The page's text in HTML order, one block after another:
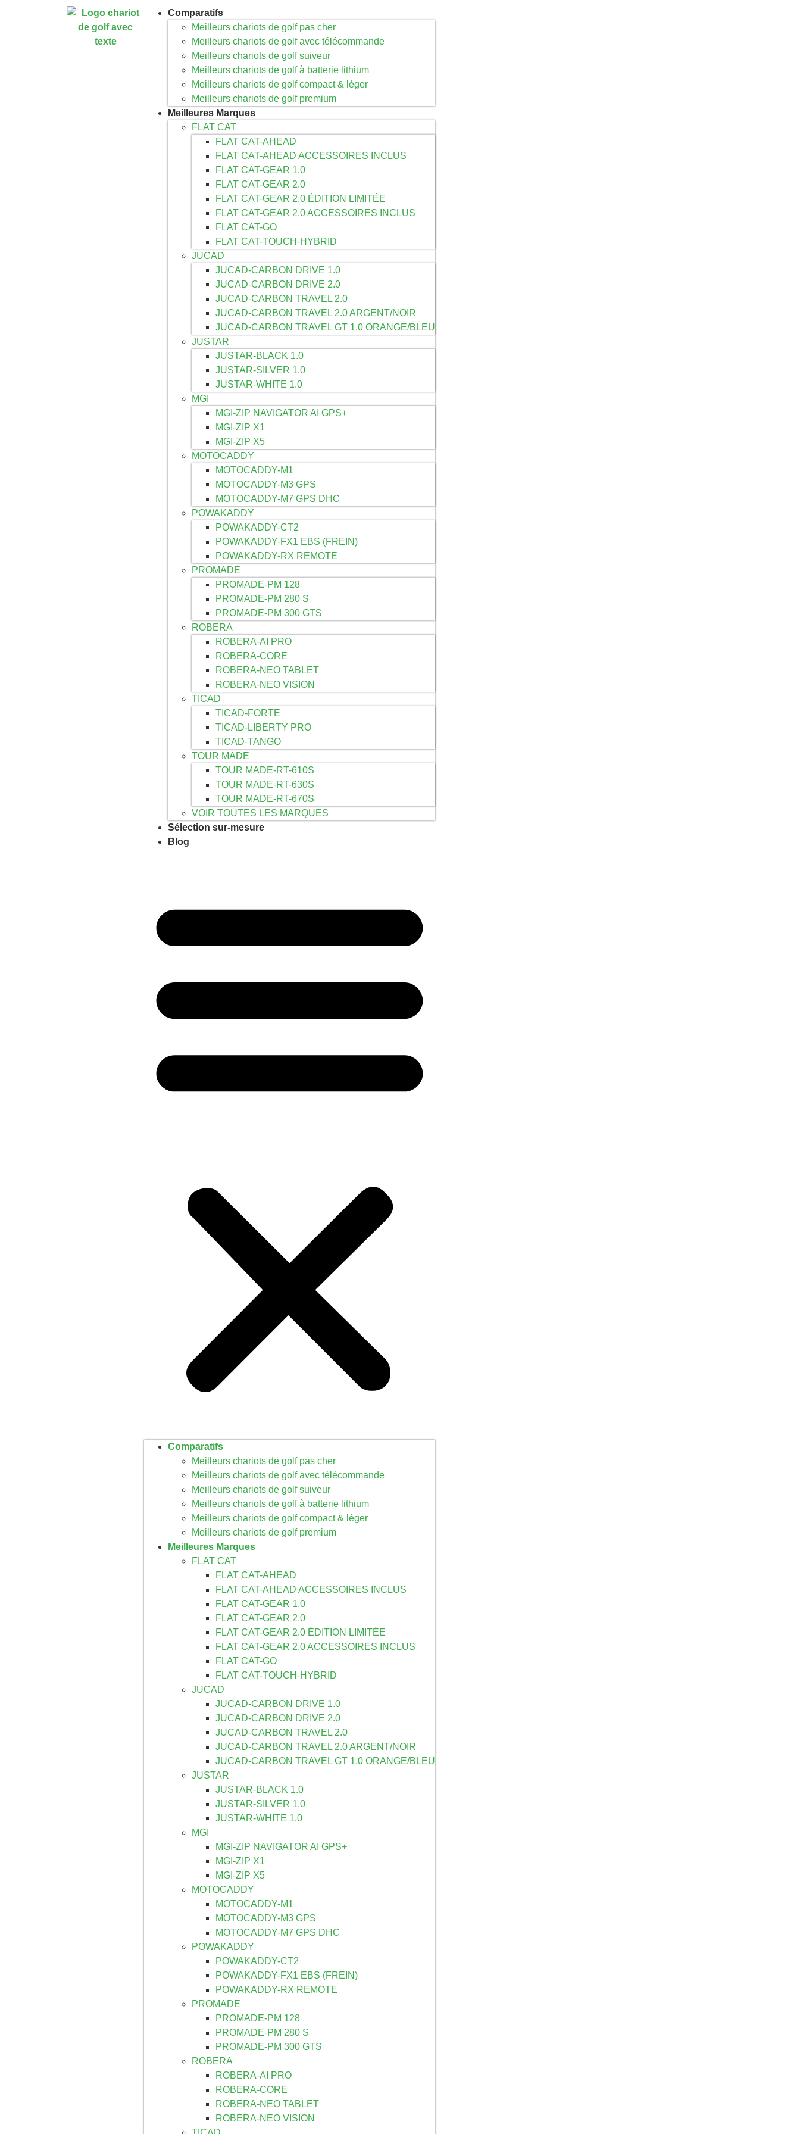
Comparatifs
Meilleurs chariots de golf pas cher
Meilleurs chariots de golf avec télécommande
Meilleurs chariots de golf suiveur
Meilleurs chariots de golf à batterie lithium
Meilleurs chariots de golf compact & léger
Meilleurs chariots de golf premium
Meilleures Marques
FLAT CAT
FLAT CAT-AHEAD
FLAT CAT-AHEAD ACCESSOIRES INCLUS
FLAT CAT-GEAR 1.0
FLAT CAT-GEAR 2.0
FLAT CAT-GEAR 2.0 ÉDITION LIMITÉE
FLAT CAT-GEAR 2.0 ACCESSOIRES INCLUS
FLAT CAT-GO
FLAT CAT-TOUCH-HYBRID
JUCAD
JUCAD-CARBON DRIVE 1.0
JUCAD-CARBON DRIVE 2.0
JUCAD-CARBON TRAVEL 2.0
JUCAD-CARBON TRAVEL 2.0 ARGENT/NOIR
JUCAD-CARBON TRAVEL GT 1.0 ORANGE/BLEU
JUSTAR
JUSTAR-BLACK 1.0
JUSTAR-SILVER 1.0
JUSTAR-WHITE 1.0
MGI
MGI-ZIP NAVIGATOR AI GPS+
MGI-ZIP X1
MGI-ZIP X5
MOTOCADDY
MOTOCADDY-M1
MOTOCADDY-M3 GPS
MOTOCADDY-M7 GPS DHC
POWAKADDY
POWAKADDY-CT2
POWAKADDY-FX1 EBS (FREIN)
POWAKADDY-RX REMOTE
PROMADE
PROMADE-PM 128
PROMADE-PM 280 S
PROMADE-PM 300 GTS
ROBERA
ROBERA-AI PRO
ROBERA-CORE
ROBERA-NEO TABLET
ROBERA-NEO VISION
TICAD
TICAD-FORTE
TICAD-LIBERTY PRO
TICAD-TANGO
TOUR MADE
TOUR MADE-RT-610S
TOUR MADE-RT-630S
TOUR MADE-RT-670S
VOIR TOUTES LES MARQUES
Sélection sur-mesure
Blog
Comparatifs
Meilleurs chariots de golf pas cher
Meilleurs chariots de golf avec télécommande
Meilleurs chariots de golf suiveur
Meilleurs chariots de golf à batterie lithium
Meilleurs chariots de golf compact & léger
Meilleurs chariots de golf premium
Meilleures Marques
FLAT CAT
FLAT CAT-AHEAD
FLAT CAT-AHEAD ACCESSOIRES INCLUS
FLAT CAT-GEAR 1.0
FLAT CAT-GEAR 2.0
FLAT CAT-GEAR 2.0 ÉDITION LIMITÉE
FLAT CAT-GEAR 2.0 ACCESSOIRES INCLUS
FLAT CAT-GO
FLAT CAT-TOUCH-HYBRID
JUCAD
JUCAD-CARBON DRIVE 1.0
JUCAD-CARBON DRIVE 2.0
JUCAD-CARBON TRAVEL 2.0
JUCAD-CARBON TRAVEL 2.0 ARGENT/NOIR
JUCAD-CARBON TRAVEL GT 1.0 ORANGE/BLEU
JUSTAR
JUSTAR-BLACK 1.0
JUSTAR-SILVER 1.0
JUSTAR-WHITE 1.0
MGI
MGI-ZIP NAVIGATOR AI GPS+
MGI-ZIP X1
MGI-ZIP X5
MOTOCADDY
MOTOCADDY-M1
MOTOCADDY-M3 GPS
MOTOCADDY-M7 GPS DHC
POWAKADDY
POWAKADDY-CT2
POWAKADDY-FX1 EBS (FREIN)
POWAKADDY-RX REMOTE
PROMADE
PROMADE-PM 128
PROMADE-PM 280 S
PROMADE-PM 300 GTS
ROBERA
ROBERA-AI PRO
ROBERA-CORE
ROBERA-NEO TABLET
ROBERA-NEO VISION